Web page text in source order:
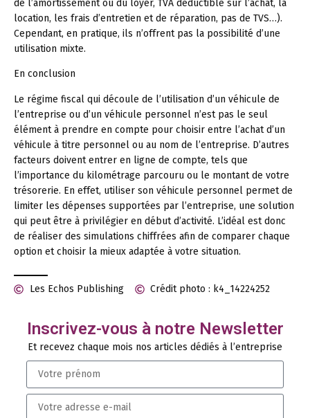
de l’amortissement ou du loyer, TVA déductible sur l’achat, la
location, les frais d’entretien et de réparation, pas de TVS…).
Cependant, en pratique, ils n’offrent pas la possibilité d’une
utilisation mixte.
En conclusion
Le régime fiscal qui découle de l’utilisation d’un véhicule de
l’entreprise ou d’un véhicule personnel n’est pas le seul
élément à prendre en compte pour choisir entre l’achat d’un
véhicule à titre personnel ou au nom de l’entreprise. D’autres
facteurs doivent entrer en ligne de compte, tels que
l’importance du kilométrage parcouru ou le montant de votre
trésorerie. En effet, utiliser son véhicule personnel permet de
limiter les dépenses supportées par l’entreprise, une solution
qui peut être à privilégier en début d’activité. L’idéal est donc
de réaliser des simulations chiffrées afin de comparer chaque
option et choisir la mieux adaptée à votre situation.
Les Echos Publishing Crédit photo : k4_14224252
Inscrivez-vous à notre Newsletter
Et recevez chaque mois nos articles dédiés à l’entreprise